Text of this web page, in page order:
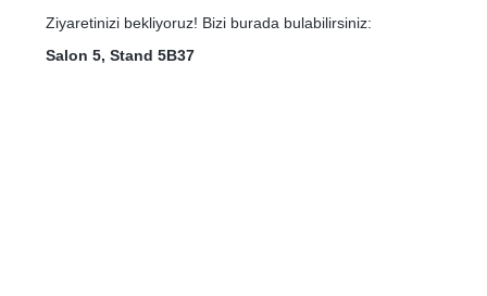
Ziyaretinizi bekliyoruz! Bizi burada bulabilirsiniz:
Salon 5, Stand 5B37